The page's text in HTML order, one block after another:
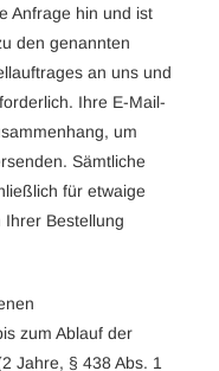
Anfrage hin und ist
den genannten
an uns und
Ihre E-Mail-
um
Sämtliche
für etwaige
Bestellung
zum Ablauf der
Jahre, § 438 Abs. 1